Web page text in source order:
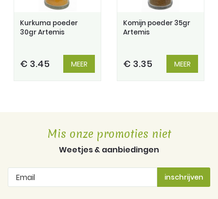
Kurkuma poeder
30gr Artemis
€ 3.45 MEER
Komijn poeder 35gr
Artemis
€ 3.35 MEER
Mis onze promoties niet
Weetjes & aanbiedingen